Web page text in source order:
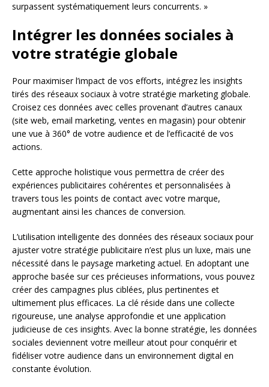
surpassent systématiquement leurs concurrents. »
Intégrer les données sociales à
votre stratégie globale
Pour maximiser l’impact de vos efforts, intégrez les insights
tirés des réseaux sociaux à votre stratégie marketing globale.
Croisez ces données avec celles provenant d’autres canaux
(site web, email marketing, ventes en magasin) pour obtenir
une vue à 360° de votre audience et de l’efficacité de vos
actions.
Cette approche holistique vous permettra de créer des
expériences publicitaires cohérentes et personnalisées à
travers tous les points de contact avec votre marque,
augmentant ainsi les chances de conversion.
L’utilisation intelligente des données des réseaux sociaux pour
ajuster votre stratégie publicitaire n’est plus un luxe, mais une
nécessité dans le paysage marketing actuel. En adoptant une
approche basée sur ces précieuses informations, vous pouvez
créer des campagnes plus ciblées, plus pertinentes et
ultimement plus efficaces. La clé réside dans une collecte
rigoureuse, une analyse approfondie et une application
judicieuse de ces insights. Avec la bonne stratégie, les données
sociales deviennent votre meilleur atout pour conquérir et
fidéliser votre audience dans un environnement digital en
constante évolution.